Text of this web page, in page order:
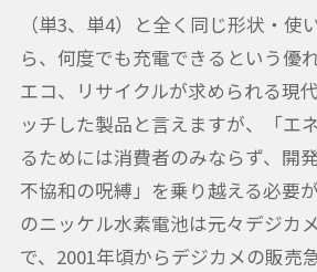
（単3、単4）と全く同じ形状・使
ら、何度でも充電できるという優
エコ、リサイクルが求められる現
ッチした製品と言えますが、「エ
るためには消費者のみならず、開
不協和の呪縛」を乗り越える必要
のニッケル水素電池は元々デジカ
で、2001年頃からデジカメの販売